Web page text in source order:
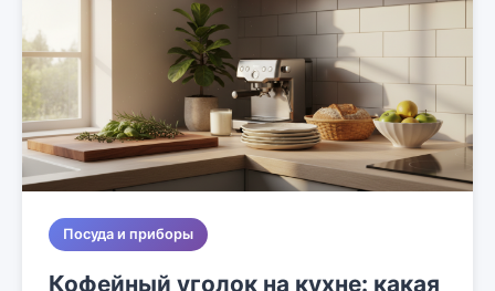
Посуда и приборы
Кофейный уголок на кухне: какая